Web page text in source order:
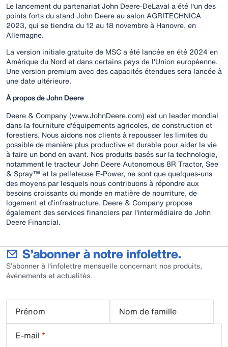
Le lancement du partenariat John Deere-DeLaval a été l'un des
points forts du stand John Deere au salon AGRITECHNICA
2023, qui se tiendra du 12 au 18 novembre à Hanovre, en
Allemagne.
La version initiale gratuite de MSC a été lancée en été 2024 en
Amérique du Nord et dans certains pays de l'Union européenne.
Une version premium avec des capacités étendues sera lancée à
une date ultérieure.
À propos de John Deere
Deere & Company (www.JohnDeere.com) est un leader mondial
dans la fourniture d'équipements agricoles, de construction et
forestiers. Nous aidons nos clients à repousser les limites du
possible de manière plus productive et durable pour aider la vie
à faire un bond en avant. Nos produits basés sur la technologie,
notamment le tracteur John Deere Autonomous 8R Tractor, See
& Spray™ et la pelleteuse E-Power, ne sont que quelques-uns
des moyens par lesquels nous contribuons à répondre aux
besoins croissants du monde en matière de nourriture, de
logement et d'infrastructure. Deere & Company propose
également des services financiers par l'intermédiaire de John
Deere Financial.
S’abonner à notre infolettre.
S’abonner à l'infolettre mensuelle concernant nos produits,
événements et actualités.
Prénom
Nom de famille
E-mail *